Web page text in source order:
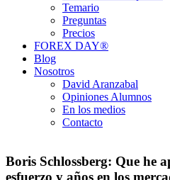
Temario
Preguntas
Precios
FOREX DAY®
Blog
Nosotros
David Aranzabal
Opiniones Alumnos
En los medios
Contacto
Boris Schlossberg: Que he
esfuerzo y años en los